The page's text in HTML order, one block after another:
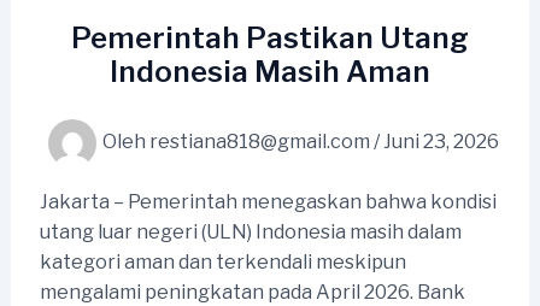
Pemerintah Pastikan Utang
Indonesia Masih Aman
Oleh restiana818@gmail.com /Juni 23, 2026
Jakarta – Pemerintah menegaskan bahwa kondisi
utang luar negeri (ULN) Indonesia masih dalam
kategori aman dan terkendali meskipun
mengalami peningkatan pada April 2026. Bank